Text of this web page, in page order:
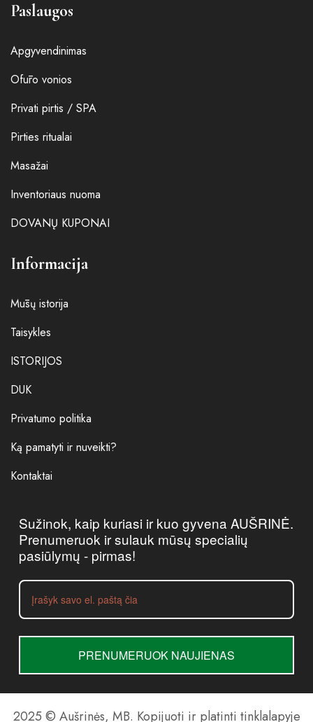
Paslaugos
Apgyvendinimas
Ofūro vonios
Privati pirtis / SPA
Pirties ritualai
Masažai
Inventoriaus nuoma
DOVANŲ KUPONAI
Informacija
Mūsų istorija
Taisykles
ISTORIJOS
DUK
Privatumo politika
Ką pamatyti ir nuveikti?
Kontaktai
Sužinok, kaip kuriasi ir kuo gyvena AUŠRINĖ.
Prenumeruok ir sulauk mūsų specialių
pasiūlymų - pirmas!
PRENUMERUOK NAUJIENAS
2025 © Aušrinės, MB. Kopijuoti ir platinti tinklalapyje